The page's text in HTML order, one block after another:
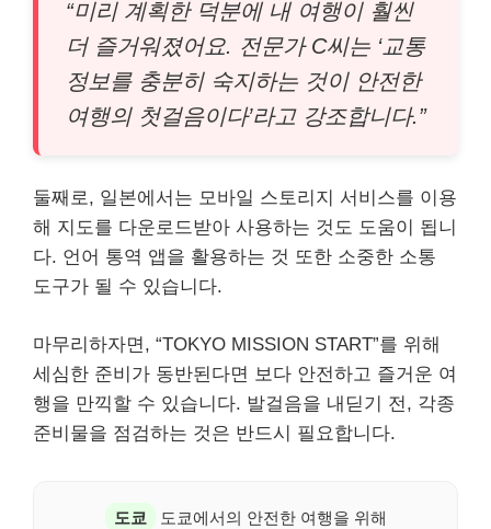
“미리 계획한 덕분에 내 여행이 훨씬
더 즐거워졌어요. 전문가 C씨는 ‘교통
정보를 충분히 숙지하는 것이 안전한
여행의 첫걸음이다’라고 강조합니다.”
둘째로, 일본에서는 모바일 스토리지 서비스를 이용
해 지도를 다운로드받아 사용하는 것도 도움이 됩니
다. 언어 통역 앱을 활용하는 것 또한 소중한 소통
도구가 될 수 있습니다.
마무리하자면, “TOKYO MISSION START”를 위해
세심한 준비가 동반된다면 보다 안전하고 즐거운 여
행을 만끽할 수 있습니다. 발걸음을 내딛기 전, 각종
준비물을 점검하는 것은 반드시 필요합니다.
도쿄
도쿄에서의 안전한 여행을 위해